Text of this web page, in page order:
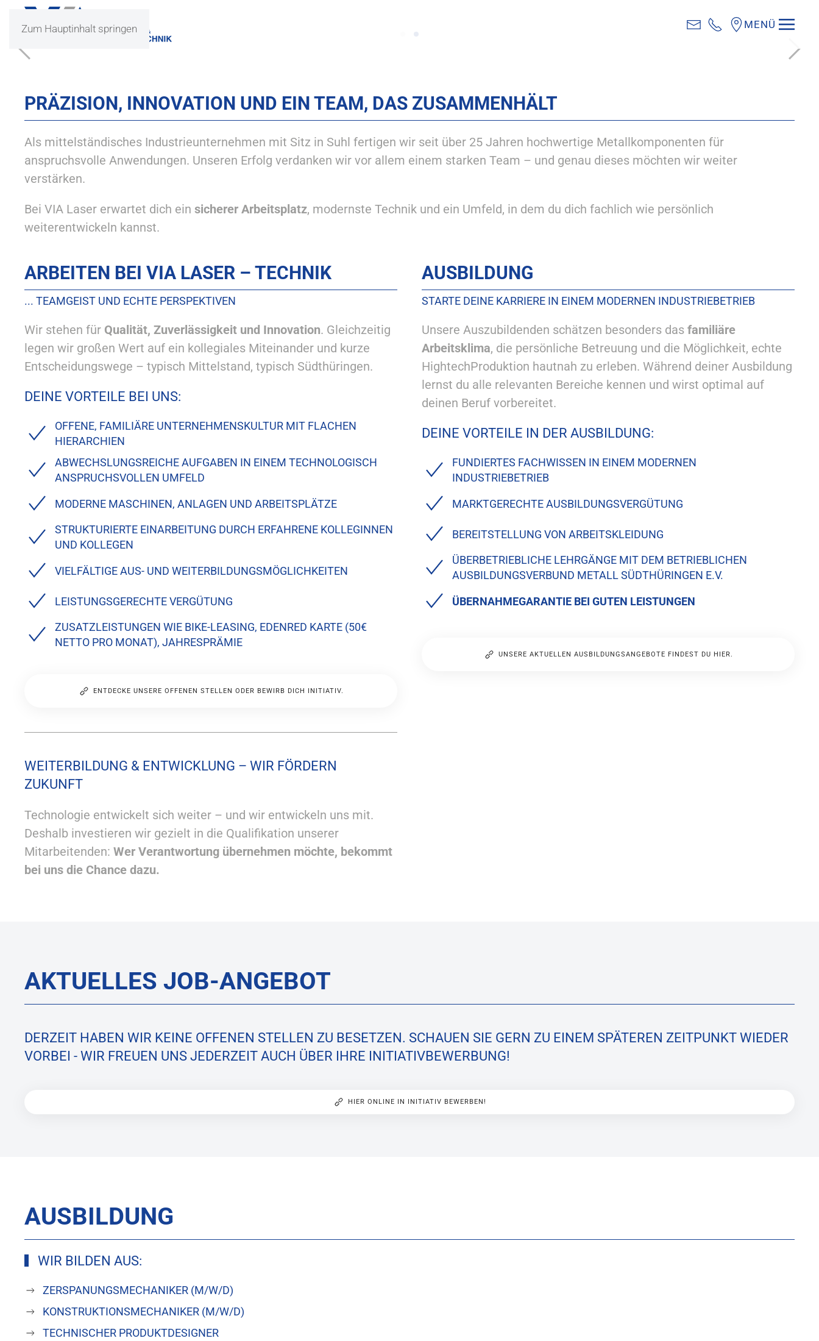
Zum Hauptinhalt springen MENÜ
PRÄZISION, INNOVATION UND EIN TEAM, DAS ZUSAMMENHÄLT
Als mittelständisches Industrieunternehmen mit Sitz in Suhl fertigen wir seit über 25 Jahren hochwertige Metallkomponenten für
anspruchsvolle Anwendungen. Unseren Erfolg verdanken wir vor allem einem starken Team – und genau dieses möchten wir weiter
verstärken.
Bei VIA Laser erwartet dich ein sicherer Arbeitsplatz, modernste Technik und ein Umfeld, in dem du dich fachlich wie persönlich
weiterentwickeln kannst.
ARBEITEN BEI VIA LASER – TECHNIK
... TEAMGEIST UND ECHTE PERSPEKTIVEN
Wir stehen für Qualität, Zuverlässigkeit und Innovation. Gleichzeitig
legen wir großen Wert auf ein kollegiales Miteinander und kurze
Entscheidungswege – typisch Mittelstand, typisch Südthüringen.
DEINE VORTEILE BEI UNS:
OFFENE, FAMILIÄRE UNTERNEHMENSKULTUR MIT FLACHEN
HIERARCHIEN
ABWECHSLUNGSREICHE AUFGABEN IN EINEM TECHNOLOGISCH
ANSPRUCHSVOLLEN UMFELD
MODERNE MASCHINEN, ANLAGEN UND ARBEITSPLÄTZE
STRUKTURIERTE EINARBEITUNG DURCH ERFAHRENE KOLLEGINNEN
UND KOLLEGEN
VIELFÄLTIGE AUS- UND WEITERBILDUNGSMÖGLICHKEITEN
LEISTUNGSGERECHTE VERGÜTUNG
ZUSATZLEISTUNGEN WIE BIKE-LEASING, EDENRED KARTE (50€
NETTO PRO MONAT), JAHRESPRÄMIE
ENTDECKE UNSERE OFFENEN STELLEN ODER BEWIRB DICH INITIATIV.
WEITERBILDUNG & ENTWICKLUNG – WIR FÖRDERN
ZUKUNFT
Technologie entwickelt sich weiter – und wir entwickeln uns mit.
Deshalb investieren wir gezielt in die Qualifikation unserer
Mitarbeitenden: Wer Verantwortung übernehmen möchte, bekommt
bei uns die Chance dazu.
AUSBILDUNG
STARTE DEINE KARRIERE IN EINEM MODERNEN INDUSTRIEBETRIEB
Unsere Auszubildenden schätzen besonders das familiäre
Arbeitsklima, die persönliche Betreuung und die Möglichkeit, echte
HightechProduktion hautnah zu erleben. Während deiner Ausbildung
lernst du alle relevanten Bereiche kennen und wirst optimal auf
deinen Beruf vorbereitet.
DEINE VORTEILE IN DER AUSBILDUNG:
FUNDIERTES FACHWISSEN IN EINEM MODERNEN
INDUSTRIEBETRIEB
MARKTGERECHTE AUSBILDUNGSVERGÜTUNG
BEREITSTELLUNG VON ARBEITSKLEIDUNG
ÜBERBETRIEBLICHE LEHRGÄNGE MIT DEM BETRIEBLICHEN
AUSBILDUNGSVERBUND METALL SÜDTHÜRINGEN E.V.
ÜBERNAHMEGARANTIE BEI GUTEN LEISTUNGEN
UNSERE AKTUELLEN AUSBILDUNGSANGEBOTE FINDEST DU HIER.
AKTUELLES JOB-ANGEBOT
DERZEIT HABEN WIR KEINE OFFENEN STELLEN ZU BESETZEN. SCHAUEN SIE GERN ZU EINEM SPÄTEREN ZEITPUNKT WIEDER
VORBEI - WIR FREUEN UNS JEDERZEIT AUCH ÜBER IHRE INITIATIVBEWERBUNG!
HIER ONLINE IN INITIATIV BEWERBEN!
AUSBILDUNG
WIR BILDEN AUS:
ZERSPANUNGSMECHANIKER (M/W/D)
KONSTRUKTIONSMECHANIKER (M/W/D)
TECHNISCHER PRODUKTDESIGNER